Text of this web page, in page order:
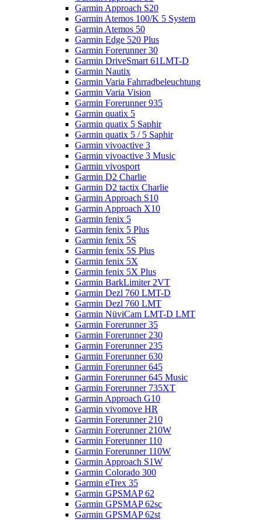
Garmin Approach S20
Garmin Atemos 100/K 5 System
Garmin Atemos 50
Garmin Edge 520 Plus
Garmin Forerunner 30
Garmin DriveSmart 61LMT-D
Garmin Nautix
Garmin Varia Fahrradbeleuchtung
Garmin Varia Vision
Garmin Forerunner 935
Garmin quatix 5
Garmin quatix 5 Saphir
Garmin quatix 5 / 5 Saphir
Garmin vivoactive 3
Garmin vivoactive 3 Music
Garmin vivosport
Garmin D2 Charlie
Garmin D2 tactix Charlie
Garmin Approach S10
Garmin Approach X10
Garmin fenix 5
Garmin fenix 5 Plus
Garmin fenix 5S
Garmin fenix 5S Plus
Garmin fenix 5X
Garmin fenix 5X Plus
Garmin BarkLimiter 2VT
Garmin Dezl 760 LMT-D
Garmin Dezl 760 LMT
Garmin NüviCam LMT-D LMT
Garmin Forerunner 35
Garmin Forerunner 230
Garmin Forerunner 235
Garmin Forerunner 630
Garmin Forerunner 645
Garmin Forerunner 645 Music
Garmin Forerunner 735XT
Garmin Approach G10
Garmin vivomove HR
Garmin Forerunner 210
Garmin Forerunner 210W
Garmin Forerunner 110
Garmin Forerunner 110W
Garmin Approach S1W
Garmin Colorado 300
Garmin eTrex 35
Garmin GPSMAP 62
Garmin GPSMAP 62sc
Garmin GPSMAP 62st